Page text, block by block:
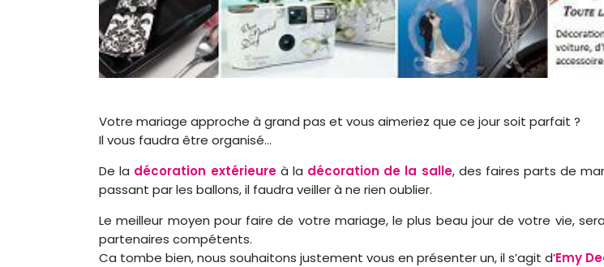
Votre mariage approche à grand pas et vous aimeriez que ce jour soit parfait ?
Il vous faudra être organisé…
De la décoration extérieureà la décoration de la salle, des faires parts de
passant par les ballons, il faudra veiller à ne rien oublier.
Le meilleur moyen pour faire de votre mariage, le plus beau jour de votre vie,
partenaires compétents.
Ca tombe bien, nous souhaitons justement vous en présenter un, il s’agit d’Emy